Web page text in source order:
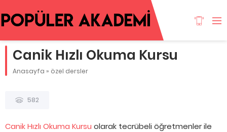
Canik Hızlı Okuma Kursu
Anasayfa » özel dersler
582
Canik Hızlı Okuma Kursu olarak tecrübeli öğretmenler ile